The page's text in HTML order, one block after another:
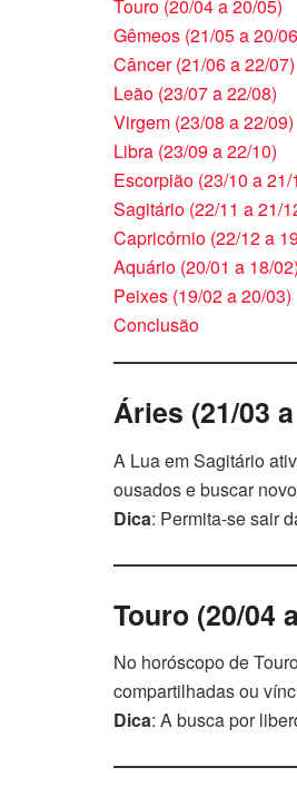
Touro (20/04 a 20/05)
Gêmeos (21/05 a 20/
Câncer (21/06 a 22/07)
Leão (23/07 a 22/08)
Virgem (23/08 a 22/09)
Libra (23/09 a 22/10)
Escorpião (23/10 a 21/
Sagitário (22/11 a 21/
Capricórnio (22/12 a
Aquário (20/01 a 18/02)
Peixes (19/02 a 20/03)
Conclusão
Áries (21/03
A Lua em Sagitário
ousados e buscar
Dica: Permita-se sair
Touro (20/04
No horóscopo de
compartilhadas ou
Dica: A busca por